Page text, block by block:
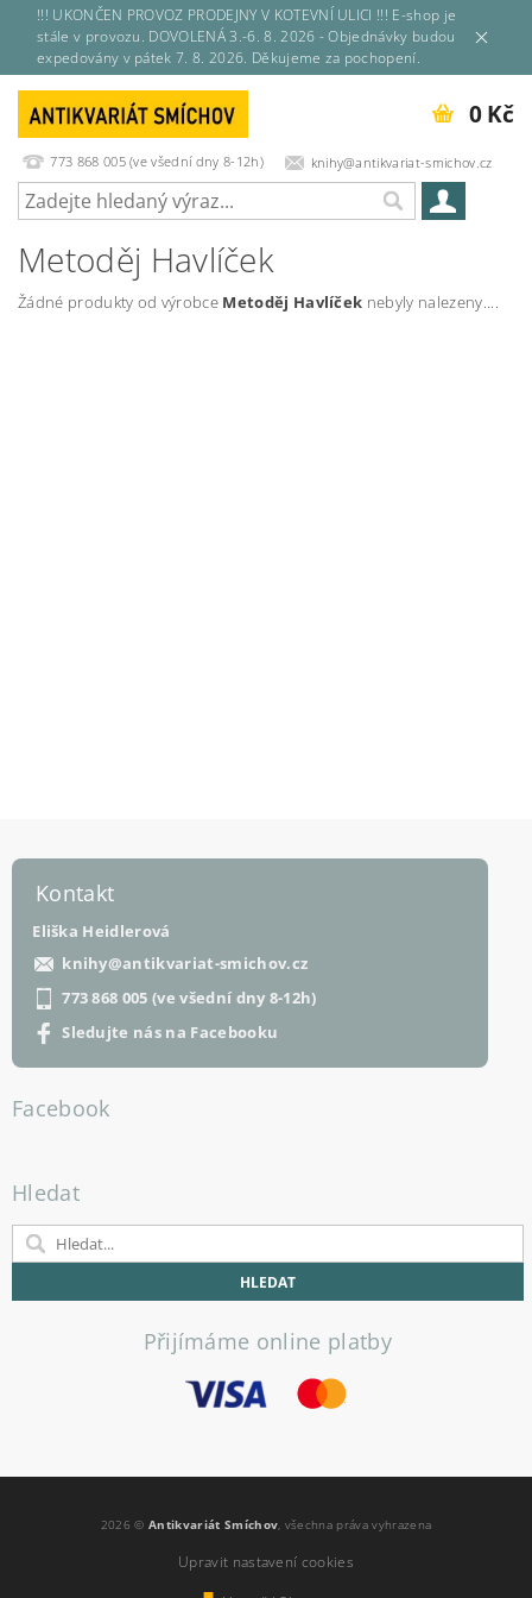
!!! UKONČEN PROVOZ PRODEJNY V KOTEVNÍ ULICI !!! E-shop je
stále v provozu. DOVOLENÁ 3.-6. 8. 2026 - Objednávky budou
expedovány v pátek 7. 8. 2026. Děkujeme za pochopení.
773 868 005 (ve všední dny 8-12h) knihy@antikvariat-smichov.cz
0 Kč
Metoděj Havlíček
Žádné produkty od výrobce Metoděj Havlíček nebyly nalezeny....
Kontakt
Eliška Heidlerová
knihy@antikvariat-smichov.cz
773 868 005 (ve všední dny 8-12h)
Sledujte nás na Facebooku
Facebook
Hledat
Přijímáme online platby
2026 ©Antikvariát Smíchov , všechna práva vyhrazena
Upravit nastavení cookies